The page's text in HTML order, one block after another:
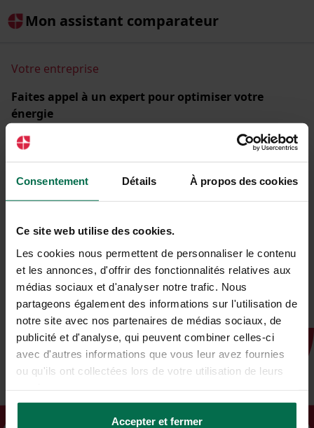
Consentement Détails À propos des cookies
Ce site web utilise des cookies.
Les cookies nous permettent de personnaliser le contenu
et les annonces, d'offrir des fonctionnalités relatives aux
médias sociaux et d'analyser notre trafic. Nous
partageons également des informations sur l'utilisation de
notre site avec nos partenaires de médias sociaux, de
publicité et d'analyse, qui peuvent combiner celles-ci
avec d'autres informations que vous leur avez fournies
ou qu'ils ont collectées lors de votre utilisation de leurs
Accepter et fermer
Mon assistant comparateur
Votre entreprise
Faites appel à un expert pour optimiser votre
énergie
Comparez les offres d'énergie de + de 30 fournisseurs
partenaires et réduisez la facture de votre entreprise.
Raison sociale ou SIREN
C'est parti !